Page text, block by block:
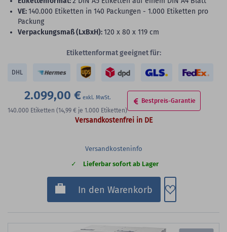
VE:140.000 Etiketten in 140 Packungen - 1.000 Etiketten pro
Packung
Verpackungsmaß (LxBxH):120 x 80 x 119 cm
Etikettenformat geeignet für:
DHL
2.099,00 €
140.000 Etiketten (14,99 € je 1.000 Etiketten)
Bestpreis-Garantie
Versandkostenfrei in DE
Versandkosteninfo
Lieferbar sofort ab Lager
In den Warenkorb Zum